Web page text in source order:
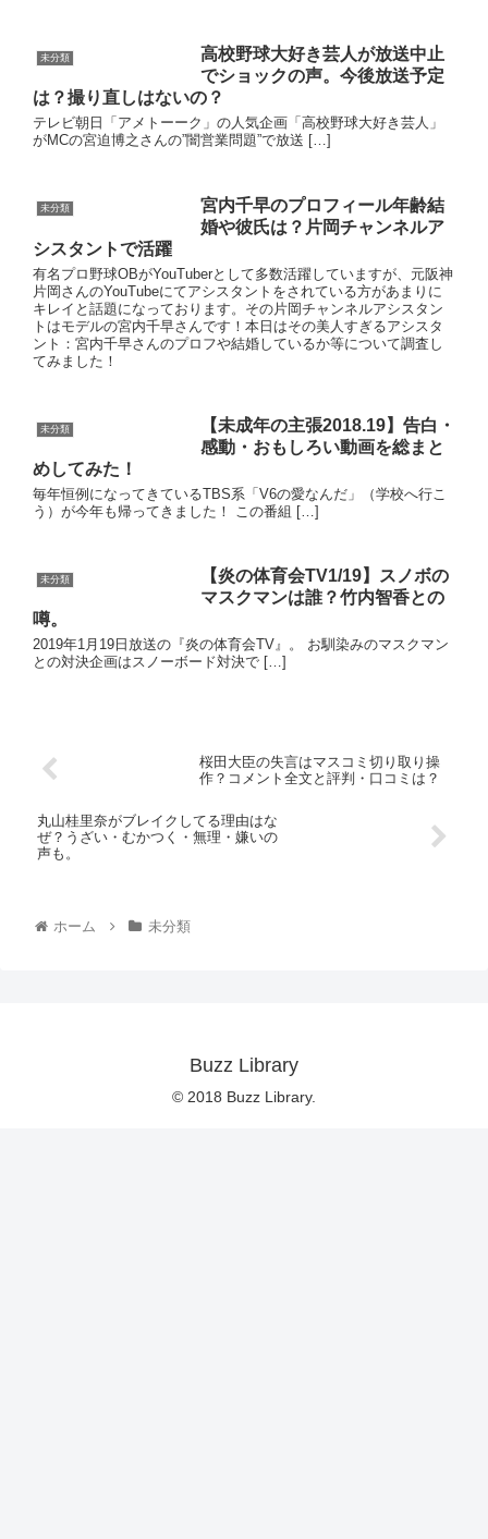
未分類
高校野球大好き芸人が放送中止
でショックの声。今後放送予定
は？撮り直しはないの？
テレビ朝日「アメトーーク」の人気企画「高校野球大好き芸人」
がMCの宮迫博之さんの”闇営業問題”で放送 […]
未分類
宮内千早のプロフィール年齢結
婚や彼氏は？片岡チャンネルア
シスタントで活躍
有名プロ野球OBがYouTuberとして多数活躍していますが、元阪神
片岡さんのYouTubeにてアシスタントをされている方があまりに
キレイと話題になっております。その片岡チャンネルアシスタン
トはモデルの宮内千早さんです！本日はその美人すぎるアシスタ
ント：宮内千早さんのプロフや結婚しているか等について調査し
てみました！
未分類
【未成年の主張2018.19】告白・
感動・おもしろい動画を総まと
めしてみた！
毎年恒例になってきているTBS系「V6の愛なんだ」（学校へ行こ
う）が今年も帰ってきました！ この番組 […]
未分類
【炎の体育会TV1/19】スノボの
マスクマンは誰？竹内智香との
噂。
2019年1月19日放送の『炎の体育会TV』。 お馴染みのマスクマン
との対決企画はスノーボード対決で […]
桜田大臣の失言はマスコミ切り取り操
作？コメント全文と評判・口コミは？
丸山桂里奈がブレイクしてる理由はな
ぜ？うざい・むかつく・無理・嫌いの
声も。
ホーム 未分類
Buzz Library
© 2018 Buzz Library.